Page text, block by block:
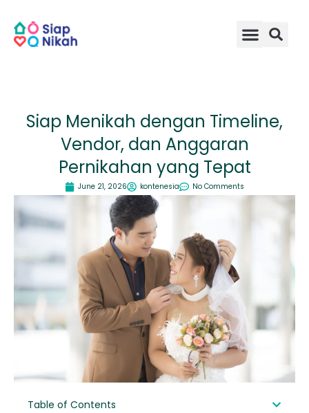
content
Siap Menikah dengan Timeline,
Vendor, dan Anggaran
Pernikahan yang Tepat
June 21, 2026 kontenesia No Comments
Table of Contents